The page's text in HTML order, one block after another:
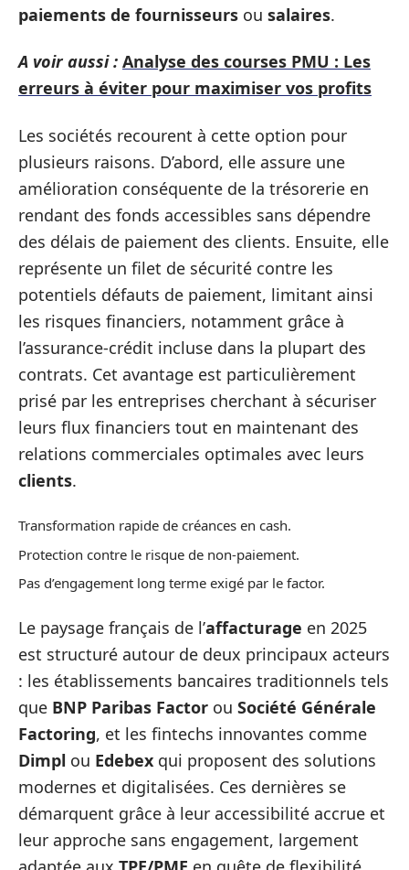
paiements de fournisseurs ou salaires.
A voir aussi : Analyse des courses PMU : Les
erreurs à éviter pour maximiser vos profits
Les sociétés recourent à cette option pour
plusieurs raisons. D’abord, elle assure une
amélioration conséquente de la trésorerie en
rendant des fonds accessibles sans dépendre
des délais de paiement des clients. Ensuite, elle
représente un filet de sécurité contre les
potentiels défauts de paiement, limitant ainsi
les risques financiers, notamment grâce à
l’assurance-crédit incluse dans la plupart des
contrats. Cet avantage est particulièrement
prisé par les entreprises cherchant à sécuriser
leurs flux financiers tout en maintenant des
relations commerciales optimales avec leurs
clients.
Transformation rapide de créances en cash.
Protection contre le risque de non-paiement.
Pas d’engagement long terme exigé par le factor.
Le paysage français de l’affacturage en 2025
est structuré autour de deux principaux acteurs
: les établissements bancaires traditionnels tels
que BNP Paribas Factor ou Société Générale
Factoring, et les fintechs innovantes comme
Dimpl ou Edebex qui proposent des solutions
modernes et digitalisées. Ces dernières se
démarquent grâce à leur accessibilité accrue et
leur approche sans engagement, largement